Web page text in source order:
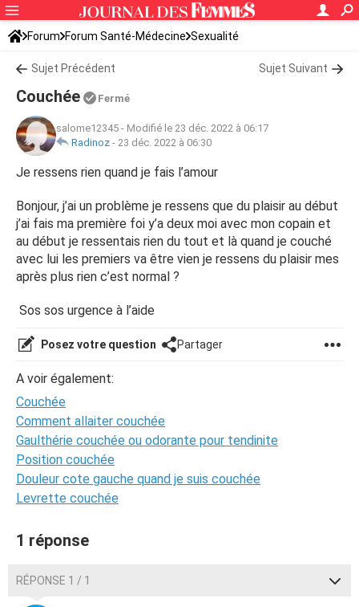
Forum Forum Santé-Médecine Sexualité
Sujet Précédent Sujet Suivant
Couchée Fermé
salome12345 - Modifié le 23 déc. 2022 à 06:17
Radinoz - 23 déc. 2022 à 06:30
Je ressens rien quand je fais l’amour
Bonjour, j’ai un problème je ressens que du plaisir au début
j’ai fais ma première foi y’a deux moi avec mon copain et
au début je ressentais rien du tout et là quand je couché
avec lui les premiers va être vien je ressens du plaisir mes
après plus rien c’est normal ?
Sos sos urgence à l’aide
Posez votre question Partager
A voir également:
Couchée
Comment allaiter couchée
Gaulthérie couchée ou odorante pour tendinite
Position couchée
Douleur cote gauche quand je suis couchée
Levrette couchée
1 réponse
RÉPONSE 1 / 1